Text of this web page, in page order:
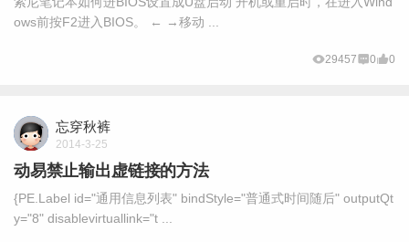
ows前按F2进入BIOS。 ← →移动 ...
29457 0 0
忘穿秋裤
2014-3-25
动易禁止输出虚链接的方法
{PE.Label id="通用信息列表" bindStyle="普通式时间随后" outputQt
y="8" disablevirtuallink="t ...